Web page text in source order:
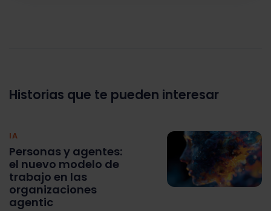
Historias que te pueden interesar
IA
Personas y agentes:
el nuevo modelo de
trabajo en las
organizaciones
agentic